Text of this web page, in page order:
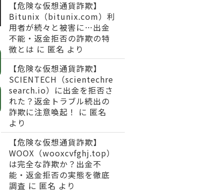
【危険な仮想通貨詐欺】
Bitunix（bitunix.com）利
用者が続々と被害に…出金
不能・返金拒否の詐欺の特
徴とは に 匿名 より
【危険な仮想通貨詐欺】
SCIENTECH（scientechre
search.io）に出金を拒否さ
れた？返金トラブル続出の
詐欺に注意喚起！
に 匿名
より
【危険な仮想通貨詐欺】
WOOX（wooxcvfghj.top）
は完全な詐欺か？出金不
能・返金拒否の実態を徹底
調査 に 匿名 より